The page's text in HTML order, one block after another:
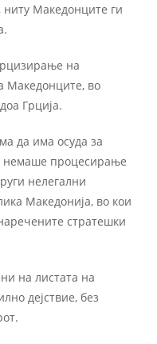
ниту Македонците ги
на
Македонците, во
Грција.
да има осуда за
немаше процесирање
нелегални
Македонија, во кои
стратешки
на листата на
дејствие, без